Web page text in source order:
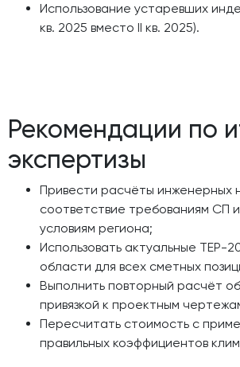
Использование устаревших
кв. 2025 вместо II кв. 2025).
Рекомендации по
экспертизы
Привести расчёты инженерных
соответствие требованиям СП
условиям региона;
Использовать актуальные ТЕР-
области для всех сметных
Выполнить повторный расчёт
привязкой к проектным
Пересчитать стоимость с
правильных коэффициентов